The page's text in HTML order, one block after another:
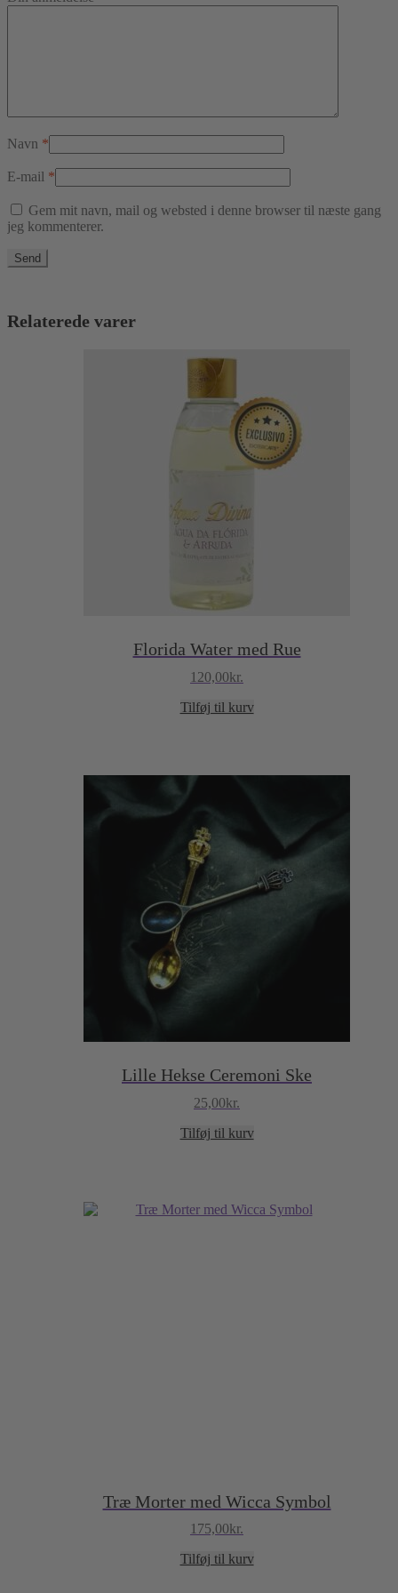
Navn *
E-mail *
Gem mit navn, mail og websted i denne browser til næste gang
jeg kommenterer.
Relaterede varer
Florida Water med Rue
120,00kr.
Tilføj til kurv
Lille Hekse Ceremoni Ske
25,00kr.
Tilføj til kurv
Træ Morter med Wicca Symbol
175,00 kr.
Tilføj til kurv